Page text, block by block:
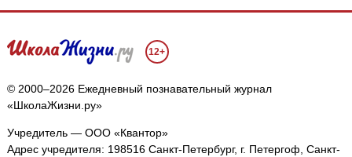
12+
© 2000–2026 Ежедневный познавательный журнал
«ШколаЖизни.ру»
Учредитель — ООО «Квантор»
Адрес учредителя: 198516 Санкт-Петербург, г. Петергоф, Санкт-